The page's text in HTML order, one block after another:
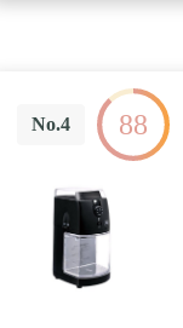
No.4 88